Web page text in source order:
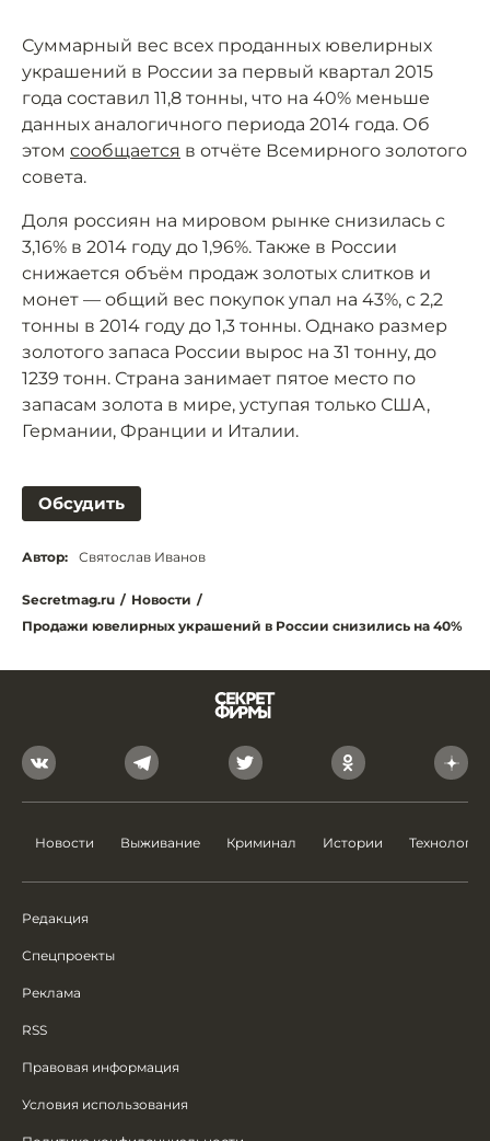
Суммарный вес всех проданных ювелирных
украшений в России за первый квартал 2015
года составил 11,8 тонны, что на 40% меньше
данных аналогичного периода 2014 года. Об
этом сообщается в отчёте Всемирного золотого
совета.
Доля россиян на мировом рынке снизилась с
3,16% в 2014 году до 1,96%. Также в России
снижается объём продаж золотых слитков и
монет — общий вес покупок упал на 43%, с 2,2
тонны в 2014 году до 1,3 тонны. Однако размер
золотого запаса России вырос на 31 тонну, до
1239 тонн. Страна занимает пятое место по
запасам золота в мире, уступая только США,
Германии, Франции и Италии.
Обсудить
Автор: Святослав Иванов
Secretmag.ru / Новости /
Продажи ювелирных украшений в России снизились на 40%
Новости Выживание Криминал Истории Технологии
Редакция
Спецпроекты
Реклама
RSS
Правовая информация
Условия использования